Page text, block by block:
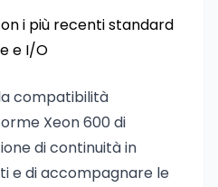
i più recenti standard
e I/O
compatibilità
Xeon 600 di
di continuità in
e di accompagnare le